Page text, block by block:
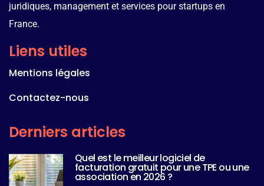
juridiques, management et services pour startups en
France.
Liens utiles
Mentions légales
Contactez-nous
Derniers articles
Quel est le meilleur logiciel de
facturation gratuit pour une TPE ou une
association en 2026 ?